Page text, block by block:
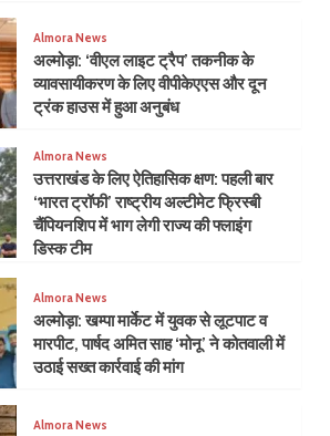
Almora News
अल्मोड़ा: ‘वीएल लाइट ट्रैप’ तकनीक के
व्यावसायीकरण के लिए वीपीकेएएस और दून
ट्रंक हाउस में हुआ अनुबंध
Almora News
उत्तराखंड के लिए ऐतिहासिक क्षण: पहली बार
‘भारत ट्रॉफी’ राष्ट्रीय अल्टीमेट फ्रिस्बी
चैंपियनशिप में भाग लेगी राज्य की फ्लाइंग
डिस्क टीम
Almora News
​अल्मोड़ा: खम्पा मार्केट में युवक से लूटपाट व
मारपीट, पार्षद अमित साह ‘मोनू’ ने कोतवाली में
उठाई सख्त कार्रवाई की मांग
Almora News